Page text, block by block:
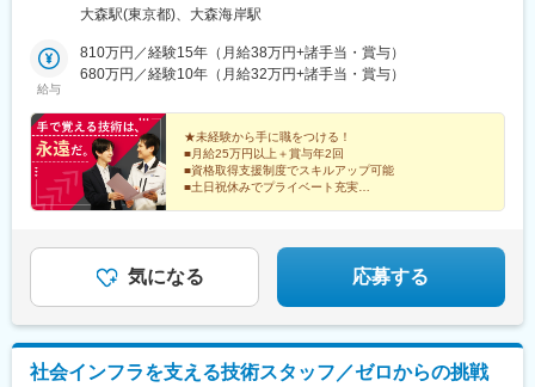
大森駅(東京都)、大森海岸駅
給与
810万円／経験15年（月給38万円+諸手当・賞与）
680万円／経験10年（月給32万円+諸手当・賞与）
★未経験から手に職をつける！
■月給25万円以上＋賞与年2回
■資格取得支援制度でスキルアップ可能
■土日祝休みでプライベート充実
気になる 応募する
社会インフラを支える技術スタッフ／ゼロからの挑戦